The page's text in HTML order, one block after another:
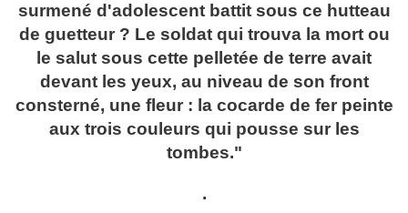
surmené d'adolescent battit sous ce hutteau
de guetteur ? Le soldat qui trouva la mort ou
le salut sous cette pelletée de terre avait
devant les yeux, au niveau de son front
consterné, une fleur : la cocarde de fer peinte
aux trois couleurs qui pousse sur les
tombes."
.